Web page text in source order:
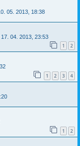
05. 2013, 18:38
17. 04. 2013, 23:53
1 2
1 2 3 4
1 2